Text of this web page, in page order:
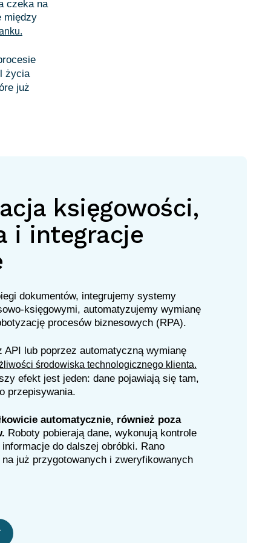
czeka na
między
życia
już
księgowości,
i integracje
dokumentów, integrujemy systemy
księgowymi, automatyzujemy wymianę
procesów biznesowych (RPA).
lub poprzez automatyczną wymianę
środowiska technologicznego klienta.
efekt jest jeden: dane pojawiają się tam,
przepisywania.
automatycznie, również poza
Roboty pobierają dane, wykonują kontrole
do dalszej obróbki. Rano
już przygotowanych i zweryfikowanych